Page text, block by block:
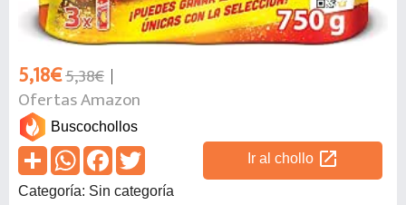
5,18€5,38€
Ofertas Amazon
Buscochollos
Ir al chollo open_in_new
Categoría: Sin categoría